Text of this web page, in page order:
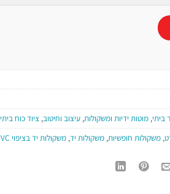
ביתי, מוטות ידיות ומשקולות, עיצוב וחיטוב, ציוד כוח ביתי
, משקולות חופשיות, משקולות יד, משקולות יד בציפוי PVC